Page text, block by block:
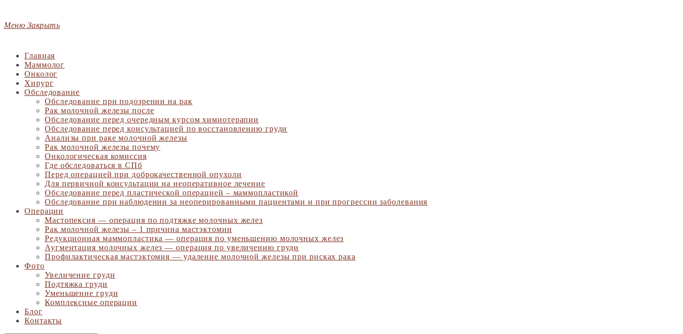
Меню Закрыть
Главная
Маммолог
Онколог
Хирург
Обследование
Обследование при подозрении на рак
Рак молочной железы после
Обследование перед очередным курсом химиотерапии
Обследование перед консультацией по восстановлению груди
Анализы при раке молочной железы
Рак молочной железы почему
Онкологическая комиссия
Где обследоваться в СПб
Перед операцией при доброкачественной опухоли
Для первичной консультации на неоперативное лечение
Обследование перед пластической операцией – маммопластикой
Обследование при наблюдении за неоперированными пациентами и при прогрессии заболевания
Операции
Мастопексия — операция по подтяжке молочных желез
Рак молочной железы – 1 причина мастэктомии
Редукционная маммопластика — операция по уменьшению молочных желез
Аугментация молочных желез — операция по увеличению груди
Профилактическая мастэктомия — удаление молочной железы при рисках рака
Фото
Увеличение груди
Подтяжка груди
Уменьшение груди
Комплексные операции
Блог
Контакты